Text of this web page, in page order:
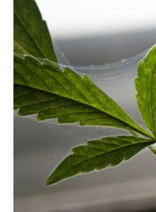
Maksymalizacja
Kwiaty cannabis
kannabinoidy i terpeny.
odpowiedzialne za
nadawania smaku
działania na
z kannabinoidami.